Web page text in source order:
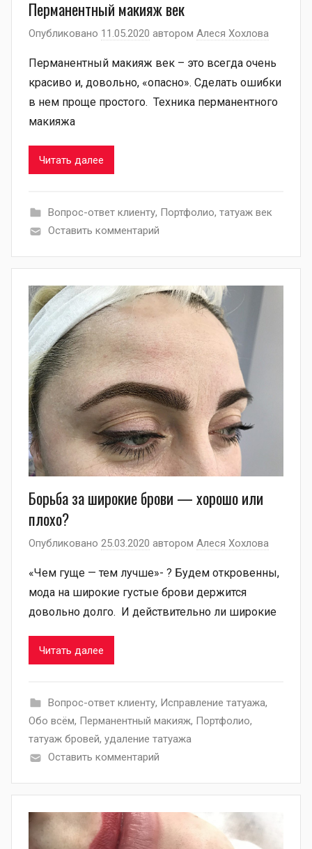
Перманентный макияж век
Опубликовано 11.05.2020 автором Алеся Хохлова
Перманентный макияж век – это всегда очень
красиво и, довольно, «опасно». Сделать ошибки
в нем проще простого. Техника перманентного
макияжа
Читать далее
Вопрос-ответ клиенту, Портфолио, татуаж век
Оставить комментарий
Борьба за широкие брови — хорошо или
плохо?
Опубликовано 25.03.2020 автором Алеся Хохлова
«Чем гуще — тем лучше»- ? Будем откровенны,
мода на широкие густые брови держится
довольно долго. И действительно ли широкие
Читать далее
Вопрос-ответ клиенту, Исправление татуажа,
Обо всём, Перманентный макияж, Портфолио,
татуаж бровей, удаление татуажа
Оставить комментарий